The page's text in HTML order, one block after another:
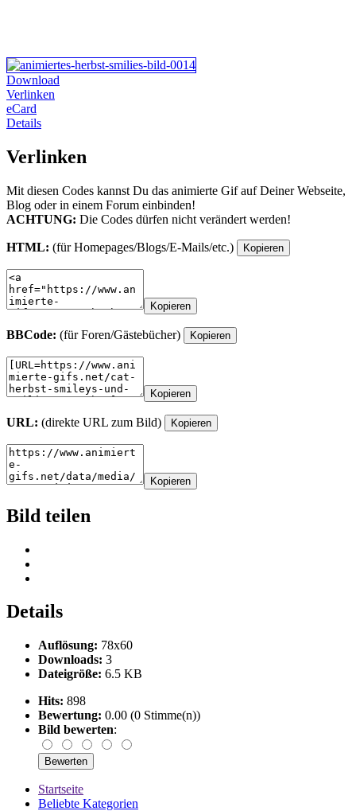
Download
Verlinken
eCard
Details
Verlinken
Mit diesen Codes kannst Du das animierte Gif auf Deiner Webseite,
Blog oder in einem Forum einbinden!
ACHTUNG: Die Codes dürfen nicht verändert werden!
HTML: (für Homepages/Blogs/E-Mails/etc.) Kopieren
Kopieren
BBCode: (für Foren/Gästebücher) Kopieren
Kopieren
URL: (direkte URL zum Bild) Kopieren
Kopieren
Bild teilen
Details
Auflösung: 78x60
Downloads: 3
Dateigröße: 6.5 KB
Hits: 898
Bewertung: 0.00 (0 Stimme(n))
Bild bewerten:
Startseite
Beliebte Kategorien